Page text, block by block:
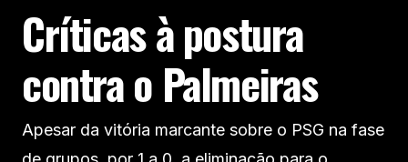
Críticas à postura
contra o Palmeiras
Apesar da vitória marcante sobre o PSG na fase